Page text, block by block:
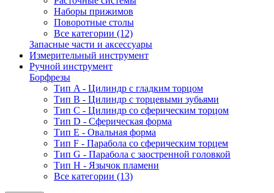
Наборы прижимов
Поворотные столы
Все категории (12)
Запасные части и аксессуары
Измерительный инструмент
Ручной инструмент
Борфрезы
Тип A - Цилиндр с гладким торцом
Тип В - Цилиндр с торцевыми зубьями
Тип С - Цилиндр со сферическим торцом
Тип D - Сферическая форма
Тип Е - Овальная форма
Тип F - Парабола со сферическим торцем
Тип G - Парабола с заостренной головкой
Тип H - Язычок пламени
Все категории (13)